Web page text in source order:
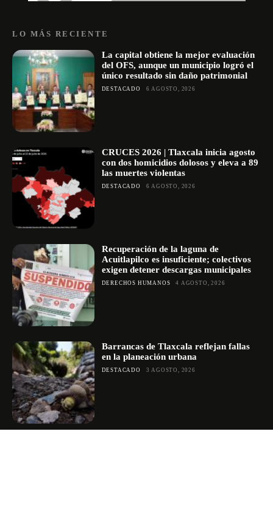
LO MÁS RECIENTE
La capital obtiene la mejor evaluación
del OFS, aunque un municipio logró el
único resultado sin daño patrimonial
DESTACADO 6 AGOSTO, 2026
CRUCES 2026 | Tlaxcala inicia agosto
con dos homicidios dolosos y eleva a 89
las muertes violentas
DESTACADO 6 AGOSTO, 2026
Recuperación de la laguna de
Acuitlapilco es insuficiente; colectivos
exigen detener descargas municipales
DERECHOS HUMANOS 4 AGOSTO, 2026
Barrancas de Tlaxcala reflejan fallas
en la planeación urbana
DESTACADO 3 AGOSTO, 2026